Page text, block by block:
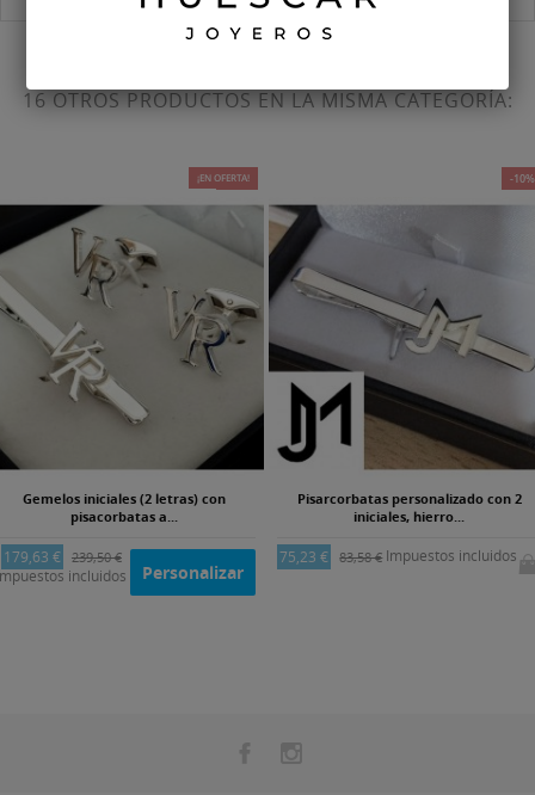
16 OTROS PRODUCTOS EN LA MISMA CATEGORÍA:
-25%
¡EN OFERTA!
Gemelos iniciales (2 letras) con
pisacorbatas a...
179,63 € 239,50 €
incluidos Personalizar
-10%
Pisarcorbatas personalizado con 2
iniciales, hierro...
75,23 € 83,58 € Impuestos incluidos